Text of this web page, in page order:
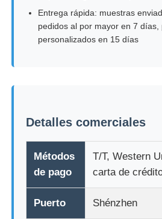
Entrega rápida: muestras
pedidos al por mayor en 7 días,
personalizados en 15 días
Detalles comerciales
Métodos
de pago
T/T, Western
carta de
Puerto Shénzhen